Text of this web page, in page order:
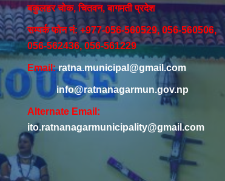
बकुलहर चोक, चितवन, बागमती प्रदेश
सम्पर्क फोन नं: +977-056-560529, 056-560506,
056-562436, 056-561229
Email:ratna.municipal@gmail.com
info@ratnanagarmun.gov.np
Alternate Email:
ito.ratnanagarmunicipality@gmail.com